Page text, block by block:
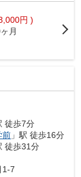
円 )
月
徒歩7分
前 」駅 徒歩16分
徒歩31分
1-7